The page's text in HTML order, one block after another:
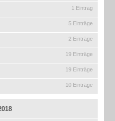
1 Eintrag
5 Einträge
2 Einträge
19 Einträge
19 Einträge
10 Einträge